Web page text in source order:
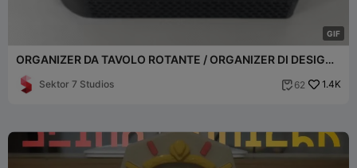
GIF
ORGANIZER DA TAVOLO ROTANTE / ORGANIZER DI DESIGN
Sektor 7 Studios  62 1.4K